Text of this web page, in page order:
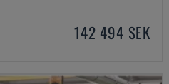
142 494 SEK